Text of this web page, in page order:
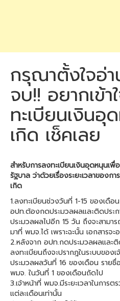
กรุณาตั้งใจอ่า
จบ!! อยากเข้า
ทะเบียนเงินอุ
เกิด เช็คเลย
สำหรับการลงทะเบียนเงินอุดหนุนเพื่
รัฐบาล ว่าด้วยเรื่องระยะเวลาของก
เกิด
1.ลงทะเบียนช่วงวันที่ 1-15 ของเดื
อปท.ต้องกดประมวลผลและติดประ
ประมวลผลไปอีก 15 วัน ถึงจะสามา
มาที่ พมจ.ได้ เพราะฉะนั้น เอกสาร
2.หลังจาก อปท.กดประมวลผลและ
ลงทะเบียนถึงจะปรากฎในระบบของ
ประมวลผลวันที่ 16 ของเดือน รายชื่
พมจ. ในวันที่ 1 ของเดือนถัดไป
3.เจ้าหน้าที่ พมจ.มีระยะเวลาในการ
เเต่ละเดือนเท่านั้น